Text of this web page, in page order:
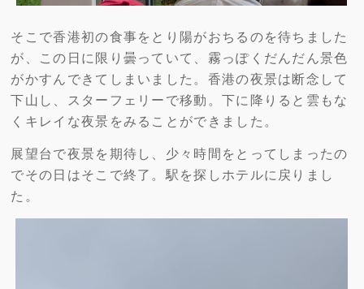
そこで香港初の食事をとり陽がおちるのを待ちました
が、この日に限り曇っていて、霧っぽくだんだん景色
がかすんできてしまいました。香港の夜景は断念して
下山し、スターフェリーで移動。下に降りると雲もな
くキレイな夜景をみることができました。
展望台で夜景を期待し、少々時間をとってしまったの
でその日はそこで終了。駅を探しホテルに戻りまし
た。